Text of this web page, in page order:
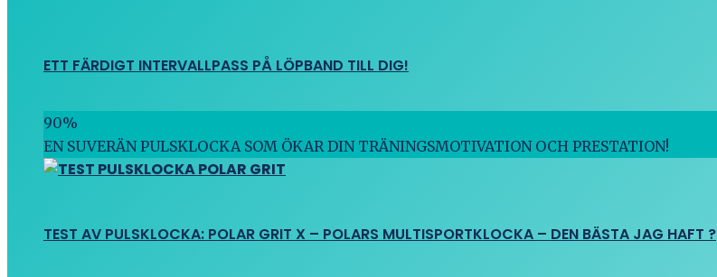
ETT FÄRDIGT INTERVALLPASS PÅ LÖPBAND TILL DIG!
90%
EN SUVERÄN PULSKLOCKA SOM ÖKAR DIN TRÄNINGSMOTIVATION OCH PRESTATION!
TEST AV PULSKLOCKA: POLAR GRIT X – POLARS MULTISPORTKLOCKA – DEN BÄSTA JAG HAFT ?